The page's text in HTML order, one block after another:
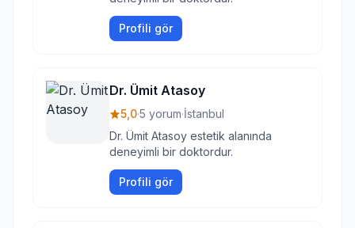
Profili gör
Dr. Ümit Atasoy
5,0·5 yorum·İstanbul
Dr. Ümit Atasoy estetik alanında
deneyimli bir doktordur.
Profili gör